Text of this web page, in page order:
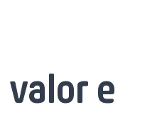
e